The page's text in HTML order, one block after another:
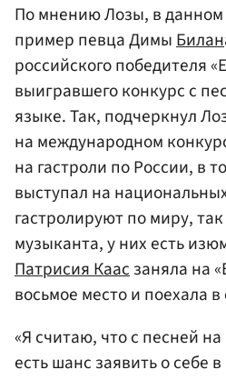
По мнению Лозы, в данном
пример певца Димы Билан
российского победителя
выигравшего конкурс с
языке. Так, подчеркнул
на международном
на гастроли по России, в
выступал на
гастролируют по миру,
музыканта, у них есть
Патрисия Каас заняла на
восьмое место и поехала
«Я считаю, что с песней
есть шанс заявить о себе